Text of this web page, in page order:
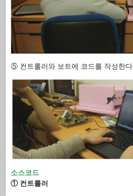
⑤ 컨트롤러와 보트에 코드를 작성한다.
소스코드
① 컨트롤러